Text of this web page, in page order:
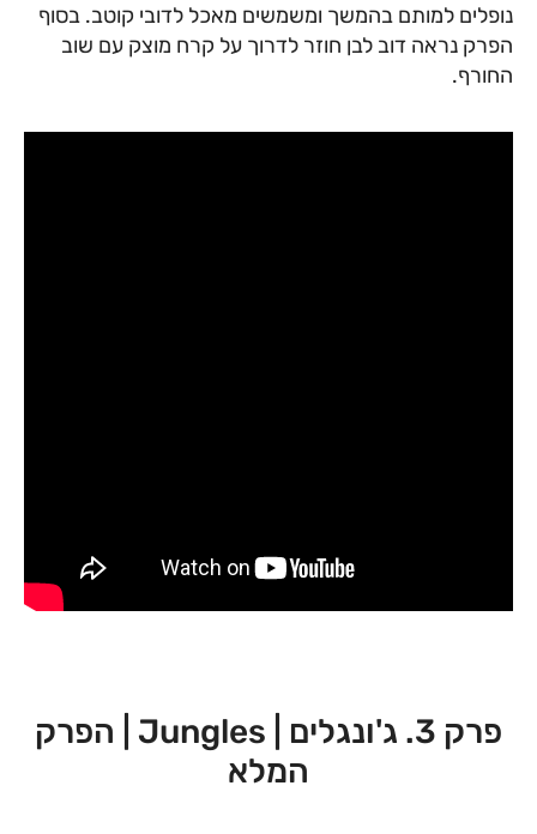
נופלים למותם בהמשך ומשמשים מאכל לדובי קוטב. בסוף
הפרק נראה דוב לבן חוזר לדרוך על קרח מוצק עם שוב
החורף.
פרק 3. ג'ונגלים | Jungles | הפרק
המלא